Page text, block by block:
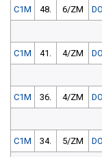
C1M 48. 6/ZM
C1M 41. 4/ZM
C1M 36. 4/ZM
C1M 34. 5/ZM